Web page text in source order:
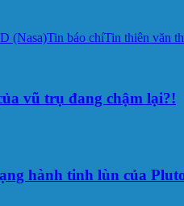
(Nasa)Tin báo chíTin thiên văn
vũ trụ đang chậm lại?!
hành tinh lùn của